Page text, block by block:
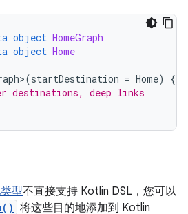
object HomeGraph
object Home
(startDestination = Home)
{
destinations, deep links
型不直接支持 Kotlin DSL，您可以
将这些目的地添加到 Kotlin